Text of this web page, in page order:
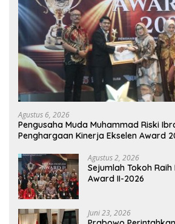
Agustus 6, 2026
Pengusaha Muda Muhammad Riski
Penghargaan Kinerja Ekselen Award
Agustus 2, 2026
Sejumlah Tokoh
Award II-2026
Juni 23, 2026